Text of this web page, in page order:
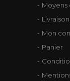
Mon
Panier